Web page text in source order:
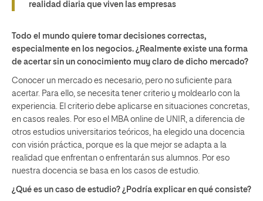
realidad diaria que viven las empresas
Todo el mundo quiere tomar decisiones correctas,
especialmente en los negocios. ¿Realmente existe una forma
de acertar sin un conocimiento muy claro de dicho mercado?
Conocer un mercado es necesario, pero no suficiente para
acertar. Para ello, se necesita tener criterio y moldearlo con la
experiencia. El criterio debe aplicarse en situaciones concretas,
en casos reales. Por eso el MBA online de UNIR, a diferencia de
otros estudios universitarios teóricos, ha elegido una docencia
con visión práctica, porque es la que mejor se adapta a la
realidad que enfrentan o enfrentarán sus alumnos. Por eso
nuestra docencia se basa en los casos de estudio.
¿Qué es un caso de estudio? ¿Podría explicar en qué consiste?